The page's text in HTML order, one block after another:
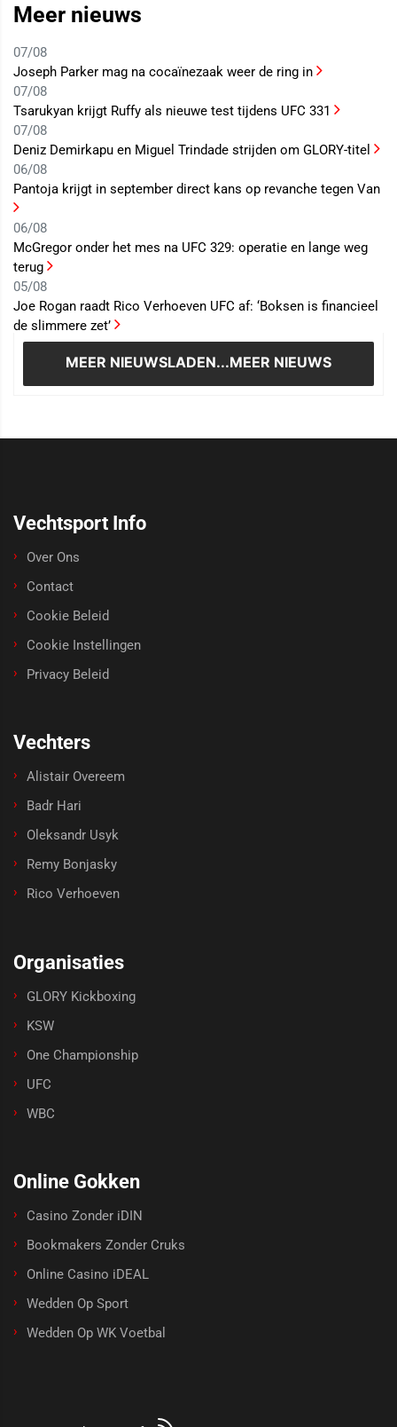
Meer nieuws
07/08
Joseph Parker mag na cocaïnezaak weer de ring in
07/08
Tsarukyan krijgt Ruffy als nieuwe test tijdens UFC 331
07/08
Deniz Demirkapu en Miguel Trindade strijden om GLORY-titel
06/08
Pantoja krijgt in september direct kans op revanche tegen Van
06/08
McGregor onder het mes na UFC 329: operatie en lange weg
terug
05/08
Joe Rogan raadt Rico Verhoeven UFC af: ‘Boksen is financieel
de slimmere zet’
MEER NIEUWSLADEN...MEER NIEUWS
Vechtsport Info
Over Ons
Contact
Cookie Beleid
Cookie Instellingen
Privacy Beleid
Vechters
Alistair Overeem
Badr Hari
Oleksandr Usyk
Remy Bonjasky
Rico Verhoeven
Organisaties
GLORY Kickboxing
KSW
One Championship
UFC
WBC
Online Gokken
Casino Zonder iDIN
Bookmakers Zonder Cruks
Online Casino iDEAL
Wedden Op Sport
Wedden Op WK Voetbal